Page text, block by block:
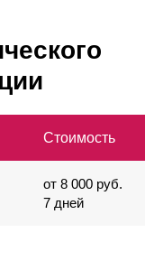
Стоимость
от 8 000 руб.
7 дней